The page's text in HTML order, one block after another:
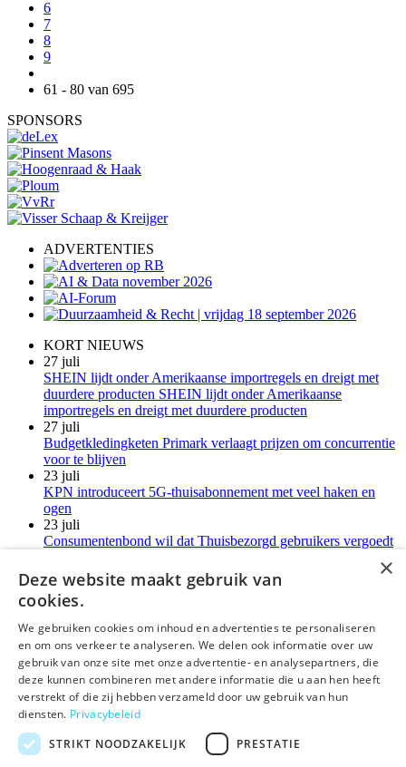
6
7
8
9
61 - 80 van 695
SPONSORS
ADVERTENTIES
KORT NIEUWS
27 juli
SHEIN lijdt onder Amerikaanse importregels en dreigt met
duurdere producten SHEIN lijdt onder Amerikaanse
importregels en dreigt met duurdere producten
27 juli
Budgetkledingketen Primark verlaagt prijzen om concurrentie
voor te blijven
23 juli
KPN introduceert 5G-thuisabonnement met veel haken en
ogen
23 juli
Consumentenbond wil dat Thuisbezorgd gebruikers vergoedt
21 juli
LG-monitoren installeren reclamesoftware zonder melding
Meer kort nieuws
deLex
©Uitgeverij deLex
Bezoekadres
Korte Leidsedwarsstraat 12 II
×
Deze website maakt gebruik van
cookies.
We gebruiken cookies om inhoud en advertenties te personaliseren
en om ons verkeer te analyseren. We delen ook informatie over uw
gebruik van onze site met onze advertentie- en analysepartners, die
deze kunnen combineren met andere informatie die u aan hen heeft
verstrekt of die zij hebben verzameld door uw gebruik van hun
diensten. Privacybeleid
STRIKT NOODZAKELIJK
PRESTATIE